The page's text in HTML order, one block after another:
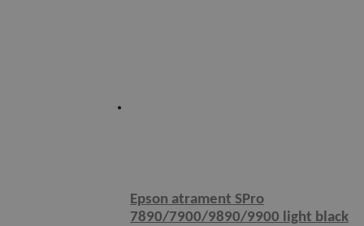
Epson atrament SPro
7890/7900/9890/9900 light black